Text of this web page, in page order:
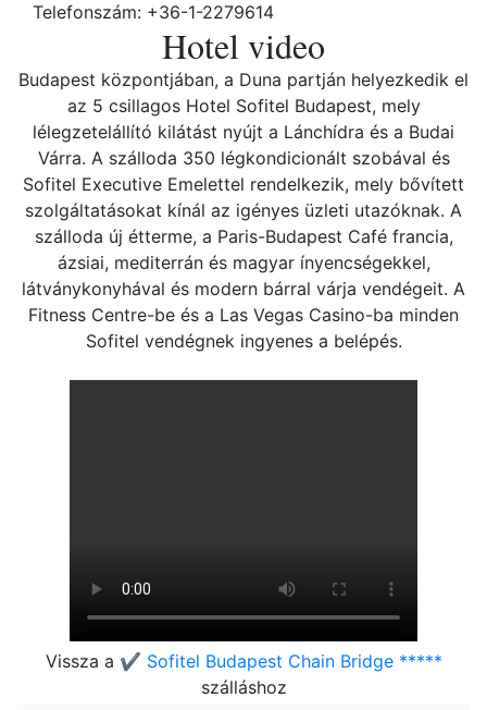
Telefonszám: +36-1-2279614
Hotel video
Budapest központjában, a Duna partján helyezkedik el
az 5 csillagos Hotel Sofitel Budapest, mely
lélegzetelállító kilátást nyújt a Lánchídra és a Budai
Várra. A szálloda 350 légkondicionált szobával és
Sofitel Executive Emelettel rendelkezik, mely bővített
szolgáltatásokat kínál az igényes üzleti utazóknak. A
szálloda új étterme, a Paris-Budapest Café francia,
ázsiai, mediterrán és magyar ínyencségekkel,
látványkonyhával és modern bárral várja vendégeit. A
Fitness Centre-be és a Las Vegas Casino-ba minden
Sofitel vendégnek ingyenes a belépés.
Vissza a ✔️ Sofitel Budapest Chain Bridge *****
szálláshoz